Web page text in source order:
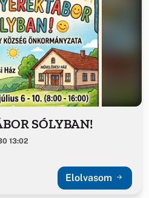
SÓLYBAN!
13:02
Elolvasom